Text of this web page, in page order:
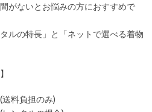
がないとお悩みの方におすすめで
ルの特長」と「ネットで選べる着物
料負担のみ)